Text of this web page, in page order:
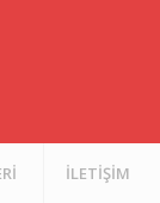
İLETİŞİM